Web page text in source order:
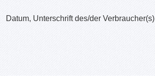
Datum, Unterschrift des/der Verbraucher(s)